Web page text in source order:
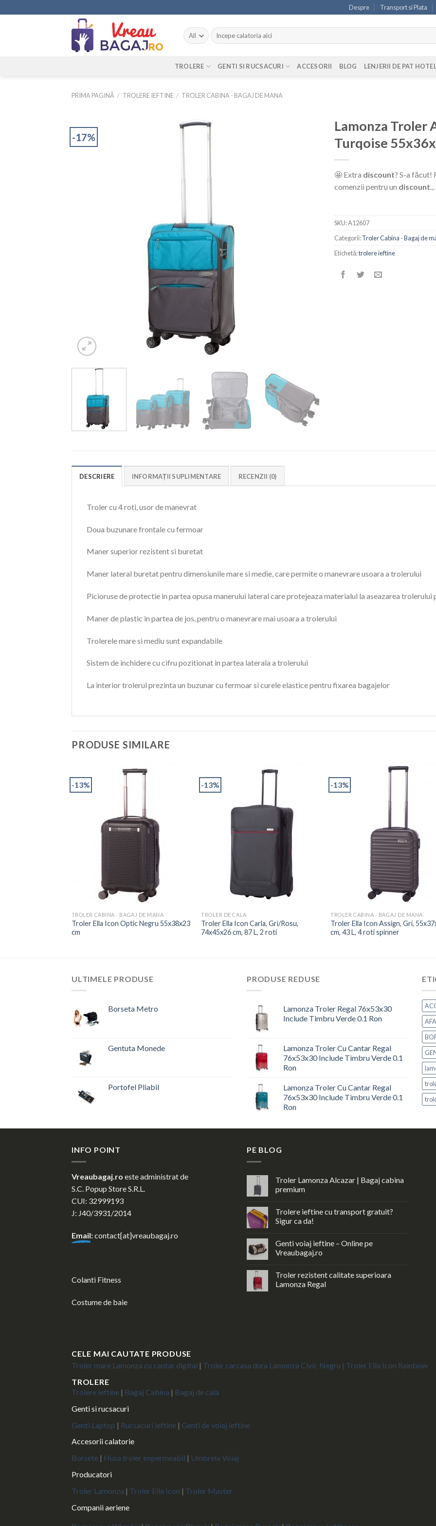
to
Despre Transport si Plata
Caută
după:
TROLERE GENTI SI RUCSACURI ACCESORII BLOG LENJERII DE PAT
PRIMA PAGINĂ / TROLERE IEFTINE / TROLER CABINA - BAGAJ DE MANA
-17%
Lamonza Troler
Turqoise
🤩 Extra discount? S-a făcut!
comenzii pentru un discount
SKU:A12607
Categorii:Troler Cabina - Bagaj de
Etichetă:trolere ieftine
DESCRIERE INFORMAȚII SUPLIMENTARE RECENZII (0)
Troler cu 4 roti, usor de manevrat
Doua buzunare frontale cu fermoar
Maner superior rezistent si buretat
Maner lateral buretat pentru dimensiunile mare si medie, care permite o manevrare usoara a trolerului
Picioruse de protectie in partea opusa manerului lateral care protejeaza materialul la aseazarea trolerului
Maner de plastic in partea de jos, pentru o manevrare mai usoara a trolerului
Trolerele mare si mediu sunt expandabile
Sistem de inchidere cu cifru pozitionat in partea laterala a trolerului
La interior trolerul prezinta un buzunar cu fermoar si curele elastice pentru fixarea bagajelor
PRODUSE SIMILARE
-13%
TROLER CABINA - BAGAJ DE MANA
Troler Ella Icon Optic Negru 55x38x23
cm
-13%
TROLER DE CALA
Troler Ella Icon Carla, Gri/Rosu,
74x45x26 cm, 87 L, 2 roti
-13%
TROLER CABINA - BAGAJ DE MANA
Troler Ella Icon Assign, Gri,
cm, 43 L, 4 roti spinner
ULTIMELE PRODUSE
Borseta Metro
fost:
61,00 lei.
Gentuta Monede
fost:
28,00 lei.
Portofel Pliabil
fost:
30,00 lei.
PRODUSE REDUSE
Lamonza Troler Regal 76x53x30
Include Timbru Verde 0.1 Ron
a
fost:
779,24 lei.
este:
644,00 lei.
Lamonza Troler Cu Cantar Regal
76x53x30 Include Timbru Verde 0.1
Ron
inițial
a
fost:
curent
este:
644,00 lei.
Lamonza Troler Cu Cantar Regal
76x53x30 Include Timbru Verde 0.1
Ron
inițial
curent
INFO POINT
Vreaubagaj.ro este administrat de
S.C. Popup Store S.R.L.
CUI: 32999193
J: J40/3931/2014
Email:contact[at]vreaubagaj.ro
Colanti Fitness
Costume de baie
PE BLOG
Troler Lamonza Alcazar | Bagaj cabina
premium
Trolere ieftine cu transport gratuit?
Sigur ca da!
Genti voiaj ieftine – Online pe
Vreaubagaj.ro
Troler rezistent calitate superioara
Lamonza Regal
CELE MAI CAUTATE PRODUSE
Troler mare Lamonza cu cantar digital | Troler carcasa dura Lamonza Civic Negru | Troler Ella Icon Rainbow
TROLERE
Trolere ieftine | Bagaj Cabina | Bagaj de cala
Genti si rucsacuri
Genti Laptop | Rucsacuri ieftine | Genti de voiaj ieftine
Accesorii calatorie
Borsete | Husa troler impermeabil | Umbrela Voiaj
Producatori
Troler Lamonza | Troler Ella Icon | Troler Master
Companii aeriene